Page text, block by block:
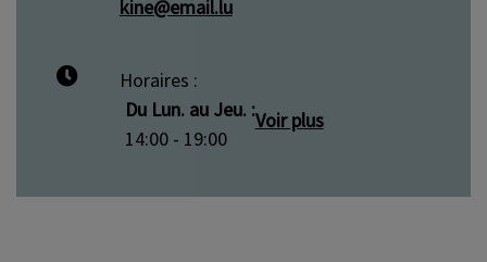
kine@email.lu
Horaires :
Du Lun. au Jeu. :
14:00 - 19:00
Voir plus